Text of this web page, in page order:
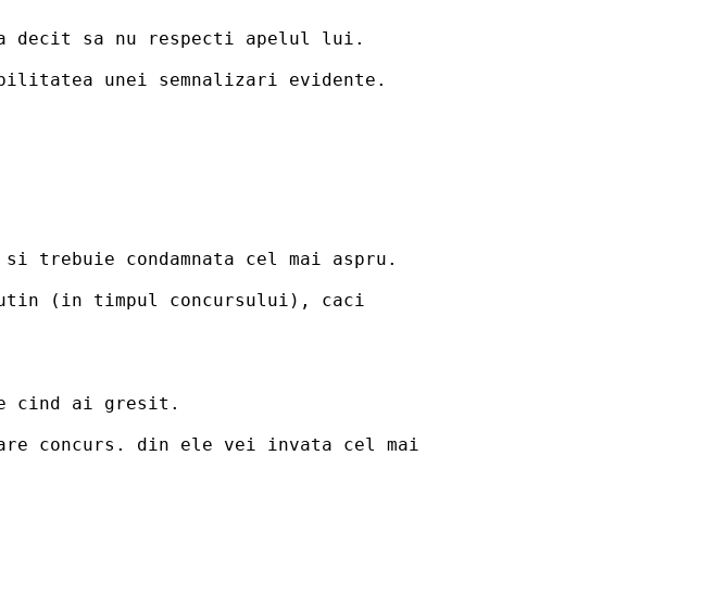
decit sa nu respecti apelul lui.
unei semnalizari evidente.
trebuie condamnata cel mai aspru.
(in timpul concursului), caci
cind ai gresit.
concurs. din ele vei invata cel mai